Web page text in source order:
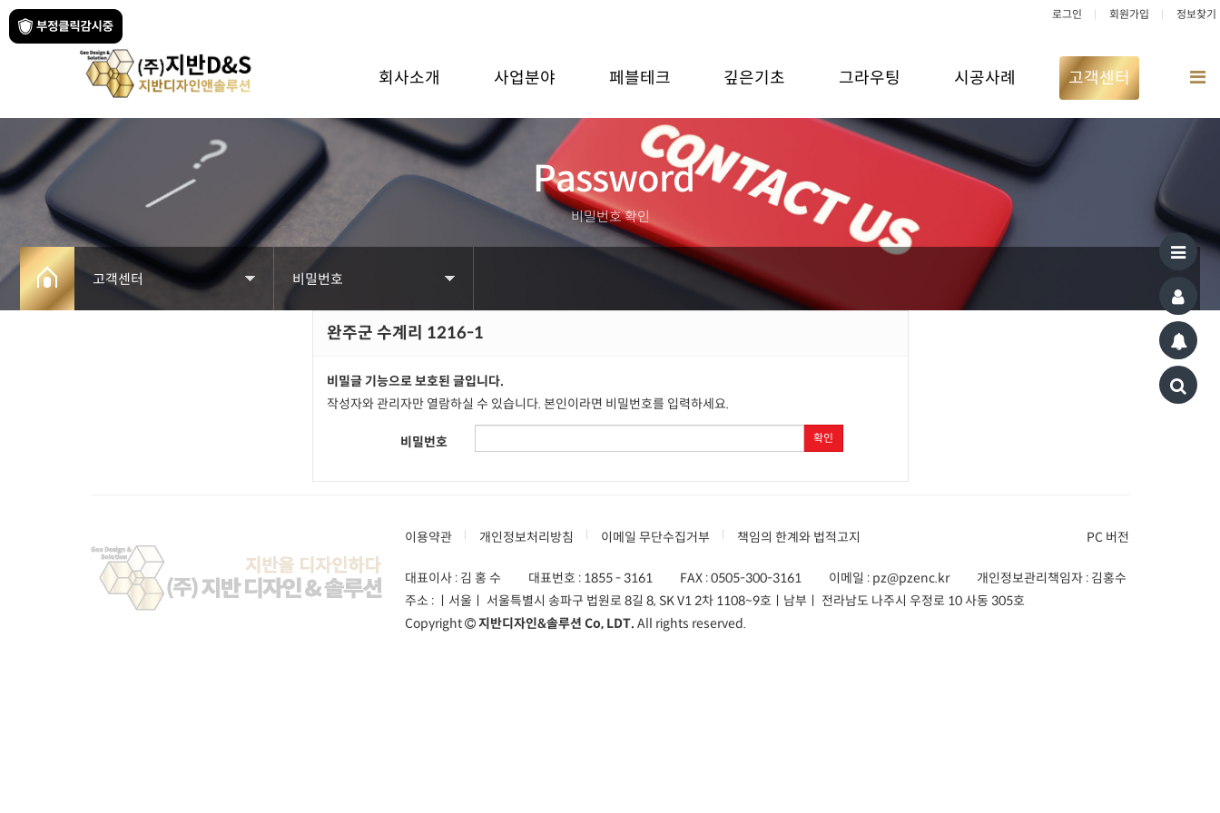
로그인 회원가입 정보찾기
회사소개 사업분야 페블테크 깊은기초 그라우팅 시공사례 고객센터
전
메
Password
비밀번호 확인
고객센터
시공사례
비밀번호
공지사항완주군 수계리 1216-1
비밀글 기능으로 보호된 글입니다.
작성자와 관리자만 열람하실 수 있습니다. 본인이라면 비밀번호를 입력하세요.
비밀번호 확인
이용약관 개인정보처리방침 이메일 무단수집거부 책임의 한계와 법적고지 PC 버전
대표이사 : 김 홍 수 대표번호 : 1855 - 3161 FAX :0505-300-3161 이메일 : pz@pzenc.kr
개인정보관리책임자 : 김홍수
주소 : ㅣ서울ㅣ 서울특별시 송파구 법원로 8길 8, SK V1 2차 1108~9호 ㅣ남부ㅣ 전라남도 나주시 우정로 10 사동 305호
Copyright
지반디자인&솔루션 Co, LDT. All rights reserved.